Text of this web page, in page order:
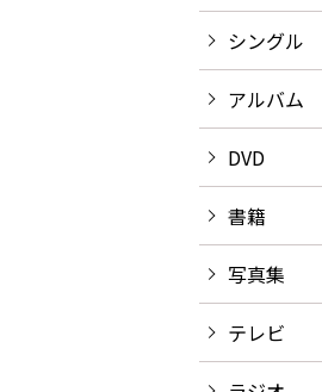
シングル
アルバム
DVD
書籍
写真集
テレビ